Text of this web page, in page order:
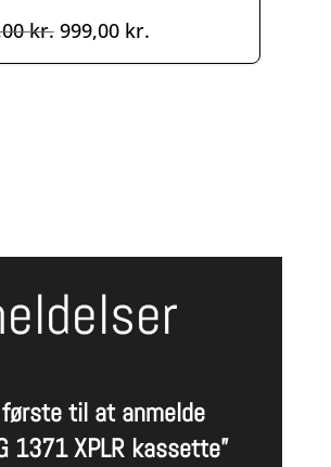
kr. Den
oprindelige
999,00 kr.Den
aktuelle
til at anmelde
1371 XPLR kassette”